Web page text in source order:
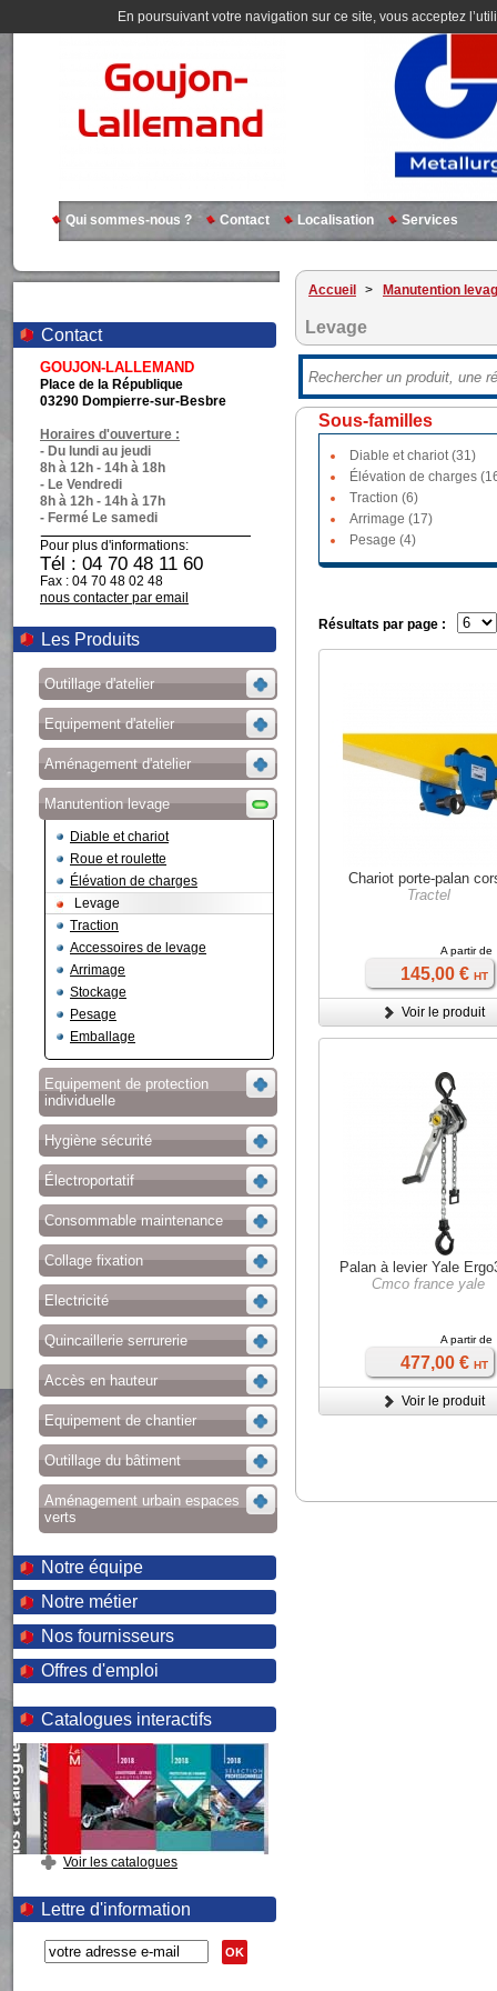
En poursuivant votre navigation sur ce site, vous acceptez
Qui sommes-nous ? Contact Localisation Services
Contact
GOUJON-LALLEMAND
Place de la République
03290 Dompierre-sur-Besbre
Horaires d'ouverture :
- Du lundi au jeudi
8h à 12h - 14h à 18h
- Le Vendredi
8h à 12h - 14h à 17h
- Fermé Le samedi
Pour plus d'informations:
Tél : 04 70 48 11 60
Fax : 04 70 48 02 48
nous contacter par email
Les Produits
Outillage d'atelier
Equipement d'atelier
Aménagement d'atelier
Manutention levage
Diable et chariot
Roue et roulette
Élévation de charges
Levage
Traction
Accessoires de levage
Arrimage
Stockage
Pesage
Emballage
Equipement de protection
individuelle
Hygiène sécurité
Électroportatif
Consommable maintenance
Collage fixation
Electricité
Quincaillerie serrurerie
Accès en hauteur
Equipement de chantier
Outillage du bâtiment
Aménagement urbain espaces
verts
Notre équipe
Notre métier
Nos fournisseurs
Offres d'emploi
Catalogues interactifs
Voir les catalogues
Lettre d'information
OK
Accueil > Manutention
Levage
Sous-familles
Diable et chariot (31)
Élévation de charges
Traction (6)
Arrimage (17)
Pesage (4)
Résultats par page :
Chariot porte-palan
Tractel
A partir de
145,00 € HT
Voir le produit
Palan à levier Yale
Cmco france yale
A partir de
477,00 € HT
Voir le produit